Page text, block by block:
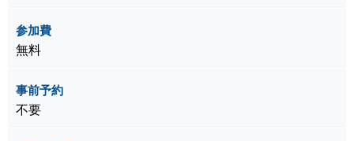
参加費
無料
事前予約
不要